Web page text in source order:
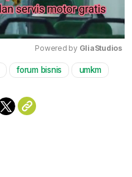
Mute
Powered by GliaStudios
forum bisnis umkm